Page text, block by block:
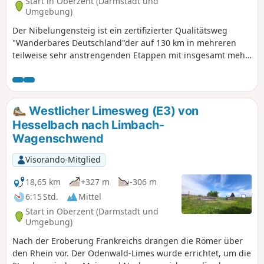
Umgebung)
Der Nibelungensteig ist ein zertifizierter Qualitätsweg
"Wanderbares Deutschland"der auf 130 km in mehreren
teilweise sehr anstrengenden Etappen mit insgesamt mehr
Odenwald und damit durch drei Bundesländer (Hessen,
Bayern, Baden-Württemberg) führt. Unsere Aufteilung
unterscheidet sich von den offiziellen Etappen. Wir haben
teilweise kürzere Touren gewählt, einige kurze zusätzliche
Meter gemacht und teilweise an anderen Orten
übernachtet. Beachte bei der Tourenplanung die
Unterkunfts-, Einkehr- und Verpflegungsmöglichkeiten, die
nicht immer vorhanden sind.
Westlicher Limesweg (E3) von
Hesselbach nach Limbach-
Wagenschwend
Visorando-Mitglied
18,65 km
+327 m
-306 m
6:15 Std.
Mittel
Start in Oberzent (Darmstadt und
Umgebung)
Nach der Eroberung Frankreichs drangen die Römer über
den Rhein vor. Der Odenwald-Limes wurde errichtet, um die